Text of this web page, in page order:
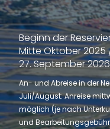
Beginn der
Mitte Oktober 2025
27. September 2026
An- und Abreise in der
Juli/August: Anreise
möglich (je nach
und